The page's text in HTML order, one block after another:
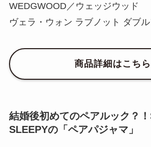
WEDGWOOD／ウェッジウッド
ヴェラ・ウォン ラブノット ダブ
商品詳細はこちら
結婚後初めてのペアルック？
SLEEPYの「ペアパジャマ」